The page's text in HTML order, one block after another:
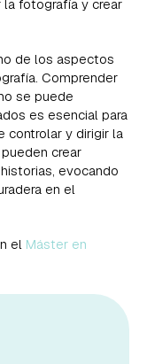
la fotografía y crear
de los aspectos
Comprender
se puede
es esencial para
controlar y dirigir la
crear
evocando
en el
el Máster en